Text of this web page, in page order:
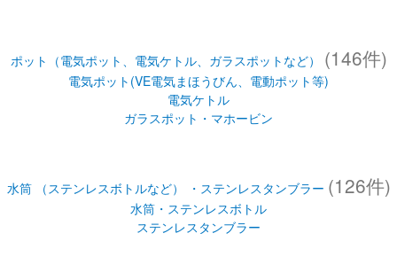
ポット（電気ポット、電気ケトル、ガラスポットなど） (146件)
電気ポット(VE電気まほうびん、電動ポット等)
電気ケトル
ガラスポット・マホービン
水筒 （ステンレスボトルなど） ・ステンレスタンブラー (126件)
水筒・ステンレスボトル
ステンレスタンブラー